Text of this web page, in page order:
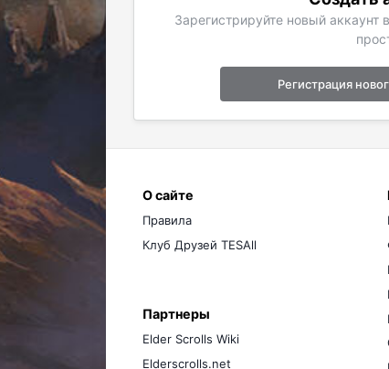
Зарегистрируйте новый
Регистрация
О сайте
Правила
Клуб Друзей TESAll
Партнеры
Elder Scrolls Wiki
Elderscrolls.net